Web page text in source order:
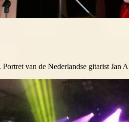
van de Nederlandse gitarist Jan